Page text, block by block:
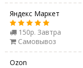
Яндекс Маркет
150р. Завтра
Самовывоз
Ozon